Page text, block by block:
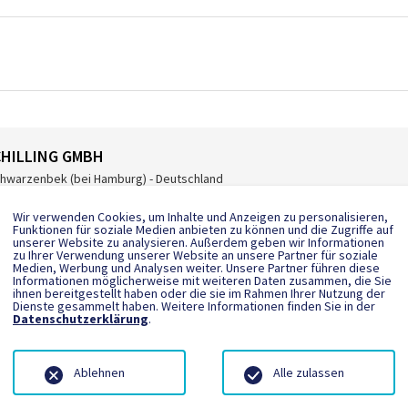
GMBH
(bei Hamburg) - Deutschland
www.rrs-schilling.de/de/start?lnwsd
4151 83 297 - 60
Wir verwenden Cookies, um Inhalte und Anzeigen zu personalisieren,
Funktionen für soziale Medien anbieten zu können und die Zugriffe auf
unserer Website zu analysieren. Außerdem geben wir Informationen
zu Ihrer Verwendung unserer Website an unsere Partner für soziale
Medien, Werbung und Analysen weiter. Unsere Partner führen diese
Informationen möglicherweise mit weiteren Daten zusammen, die Sie
ihnen bereitgestellt haben oder die sie im Rahmen Ihrer Nutzung der
Dienste gesammelt haben. Weitere Informationen finden Sie in der
Datenschutzerklärung.
Ablehnen Alle zulassen